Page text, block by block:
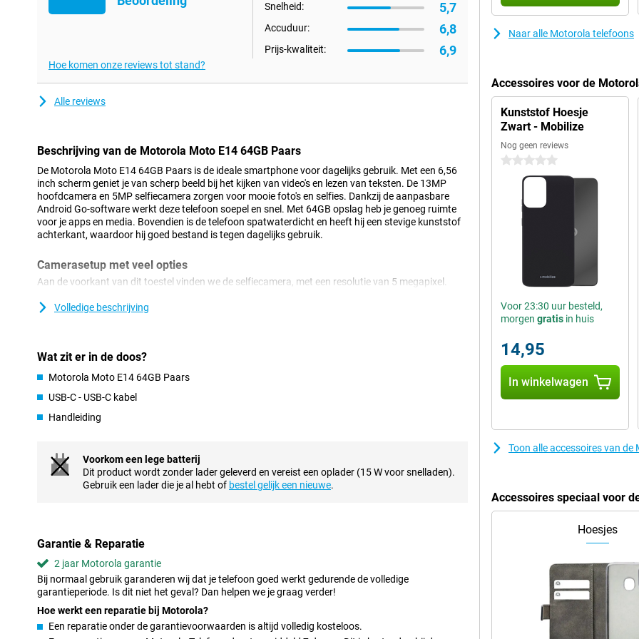
Snelheid: 5,7
Accuduur: 6,8
Prijs-kwaliteit: 6,9
Hoe komen onze reviews tot stand?
Alle reviews
Beschrijving van de Motorola Moto E14 64GB Paars
De Motorola Moto E14 64GB Paars is de ideale smartphone voor dagelijks gebruik. Met een 6,56
inch scherm geniet je van scherp beeld bij het kijken van video's en lezen van teksten. De 13MP
hoofdcamera en 5MP selfiecamera zorgen voor mooie foto's en selfies. Dankzij de aanpasbare
Android Go-software werkt deze telefoon soepel en snel. Met 64GB opslag heb je genoeg ruimte
voor je apps en media. Bovendien is de telefoon spatwaterdicht en heeft hij een stevige kunststof
achterkant, waardoor hij goed bestand is tegen dagelijks gebruik.
Camerasetup met veel opties
Aan de voorkant van dit toestel vinden we de selfiecamera, met een resolutie van 5 megapixel.
je dus mooie foto's schiet. Deze camera gebruik je voor alle normale foto's en gebruik je dus het
Scherp beeld
om een filmpje of serie te kijken op deze telefoon. Deze telefoon van Motorola is uitgerust met een
IPS-LCD scherm, wat betekent dat jij je content op prima beeld bekijkt.
Snelle hardware en verbinding
E14 64GB Paars mogelijk. Er zit geen zware software aan vast waardoor je veel plezier aan het
toestel beleeft. De smartphone van Motorola Moto E14 64GB Paars heeft een opslaggeheugen
van 64GB. Zo kun je gemakkelijk jouw social media apps gebruiken en een filmpje opslaan.
vallen minder op aan de achterkant. Deze smartphone van Motorola is spatwaterdicht dankzij zijn
IP52-certificering, wat betekent dat hij wel tegen een klein spatje regen kan. Onderdompelen kan
echter niet, het toestel is niet volledig waterdicht.
Volledige beschrijving
Wat zit er in de doos?
Motorola Moto E14 64GB Paars
USB-C - USB-C kabel
Handleiding
Voorkom een lege batterij
Dit product wordt zonder lader geleverd en vereist een oplader (15 W voor snelladen).
Gebruik een lader die je al hebt of bestel gelijk een nieuwe.
Garantie & Reparatie
2 jaar Motorola garantie
Bij normaal gebruik garanderen wij dat je telefoon goed werkt gedurende de volledige
garantieperiode. Is dit niet het geval? Dan helpen we je graag verder!
Hoe werkt een reparatie bij Motorola?
Een reparatie onder de garantievoorwaarden is altijd volledig kosteloos.
Naar alle Motorola telefoons
Accessoires voor de
Kunststof Hoesje
Zwart - Mobilize
Nog geen reviews
0 sterren
Voor 23:30 uur besteld,
morgen gratis in huis
14,95
In winkelwagen
Toon alle accessoires van
Accessoires speciaal voor
Hoesjes